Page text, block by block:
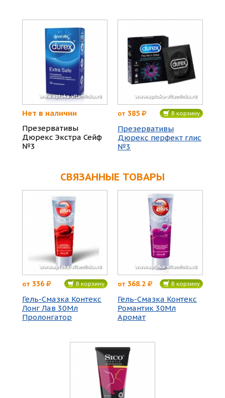
Нет в наличии
Презервативы
Дюрекс Экстра Сейф
№3
от 385 В корзину
Презервативы
Дюрекс перфект глис
№3
СВЯЗАННЫЕ ТОВАРЫ
от 336 В корзину
Гель-Смазка Контекс
Лонг Лав 30Мл
Пролонгатор
от 368.2 В корзину
Гель-Смазка Контекс
Романтик 30Мл
Аромат